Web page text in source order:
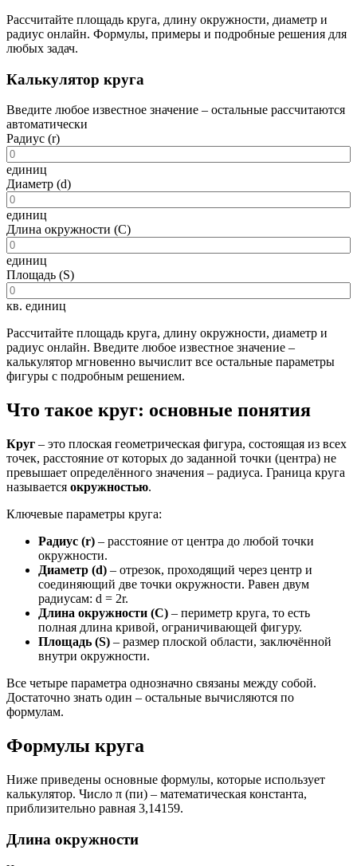
Рассчитайте площадь круга, длину окружности, диаметр и
радиус онлайн. Формулы, примеры и подробные решения для
любых задач.
Калькулятор круга
Введите любое известное значение – остальные рассчитаются
автоматически
Радиус (r)
единиц
Диаметр (d)
единиц
Длина окружности (C)
единиц
Площадь (S)
кв. единиц
Рассчитайте площадь круга, длину окружности, диаметр и
радиус онлайн. Введите любое известное значение –
калькулятор мгновенно вычислит все остальные параметры
фигуры с подробным решением.
Что такое круг: основные понятия
Круг – это плоская геометрическая фигура, состоящая из всех
точек, расстояние от которых до заданной точки (центра) не
превышает определённого значения – радиуса. Граница круга
называется окружностью.
Ключевые параметры круга:
Радиус (r) – расстояние от центра до любой точки
окружности.
Диаметр (d) – отрезок, проходящий через центр и
соединяющий две точки окружности. Равен двум
радиусам: d = 2r.
Длина окружности (C) – периметр круга, то есть
полная длина кривой, ограничивающей фигуру.
Площадь (S) – размер плоской области, заключённой
внутри окружности.
Все четыре параметра однозначно связаны между собой.
Достаточно знать один – остальные вычисляются по
формулам.
Формулы круга
Ниже приведены основные формулы, которые использует
калькулятор. Число π (пи) – математическая константа,
приблизительно равная 3,14159.
Длина окружности